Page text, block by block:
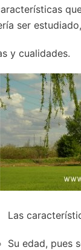
ser
y cualidades.
Las
Su edad, pues